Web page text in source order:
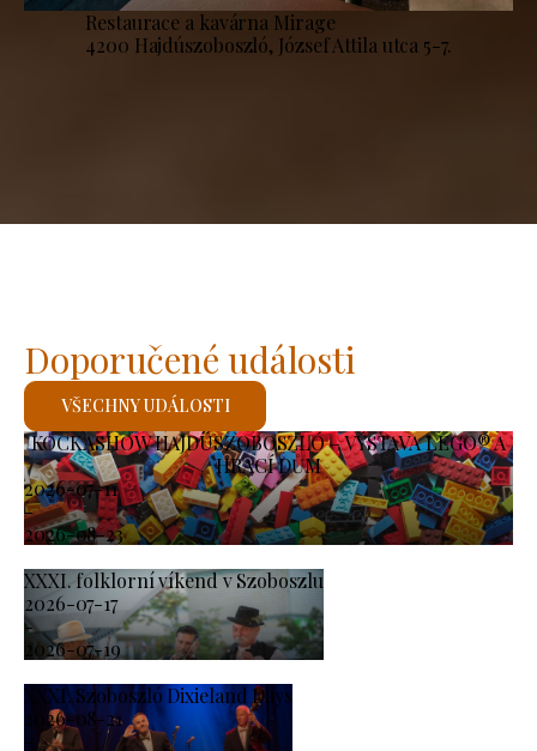
Restaurace a kavárna Mirage
4200 Hajdúszoboszló, József Attila utca 5-7.
KOCKASHOW HAJDÚSZOBOSZLÓ – VÝSTAVA LEGO® A
HRACÍ DŮM
2026-07-11
-
2026-08-23
XXXI. folklorní víkend v Szoboszlu
2026-07-17
-
2026-07-19
XXXI. Szoboszló Dixieland Days
2026-08-21
-
Doporučené události
VŠECHNY UDÁLOSTI